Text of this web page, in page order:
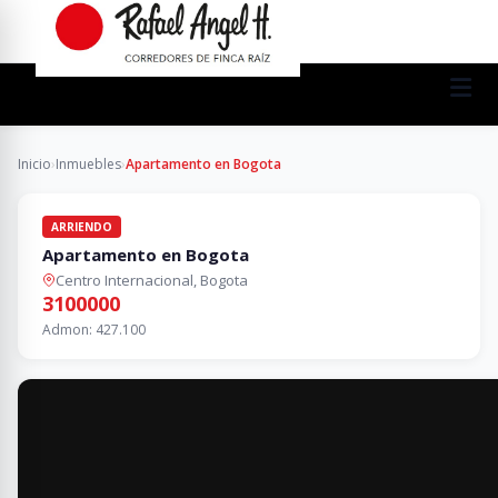
Inicio›Inmuebles›Apartamento en Bogota
ARRIENDO
Apartamento en Bogota
Centro Internacional, Bogota
3100000
Admon: 427.100